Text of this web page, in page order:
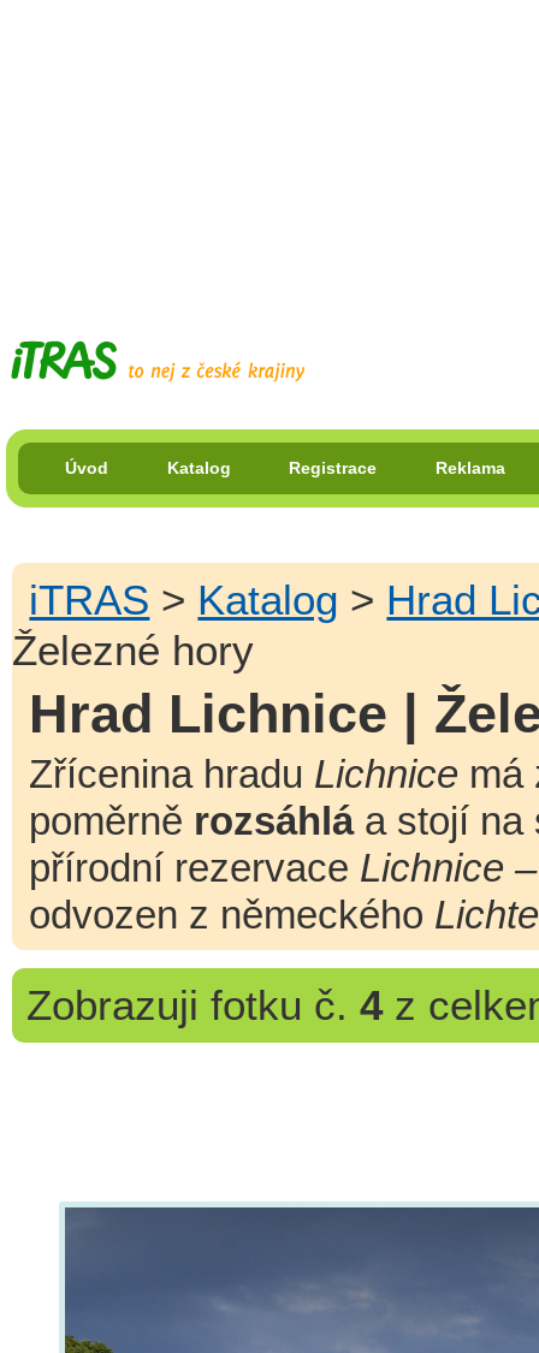
Úvod Katalog Registrace Reklama
iTRAS > Katalog > Hrad
Železné hory
Hrad Lichnice |
Zřícenina hradu Lichnice má
poměrně rozsáhláa stojí na
přírodní rezervace Lichnice
odvozen z německého
Zobrazuji fotku č. 4z